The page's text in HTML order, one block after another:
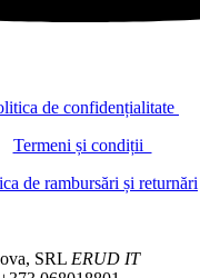
de confidențialitate
Termeni și condiții
de rambursări și returnări
SRL ERUD IT